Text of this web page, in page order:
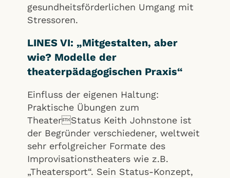
gesundheitsförderlichen Umgang mit
Stressoren.
LINES VI: „Mitgestalten, aber
wie? Modelle der
theaterpädagogischen Praxis“
Einfluss der eigenen Haltung:
Praktische Übungen zum
TheaterStatus Keith Johnstone ist
der Begründer verschiedener, weltweit
sehr erfolgreicher Formate des
Improvisationstheaters wie z.B.
„Theatersport“. Sein Status-Konzept,